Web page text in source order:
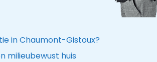
in Chaumont-Gistoux?
milieubewust huis